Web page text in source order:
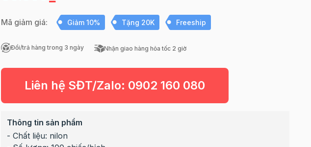
Mã giảm giá: Giảm 10% Tặng 20K Freeship
Đổi/trả hàng trong 3 ngày Nhận giao hàng hỏa tốc 2 giờ
Liên hệ SĐT/Zalo: 0902 160 080
Thông tin sản phẩm
- Chất liệu: nilon